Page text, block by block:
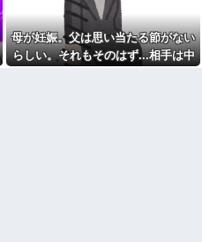
しまうのか？
ヘンタイがいたんだけど兄貴
じゃないよね
【悲報】俺の行為人生があと5
年wwwwその理由がこれ
母が妊娠。父は思い当たる節がない
らしい。それもそのはず...相手は中